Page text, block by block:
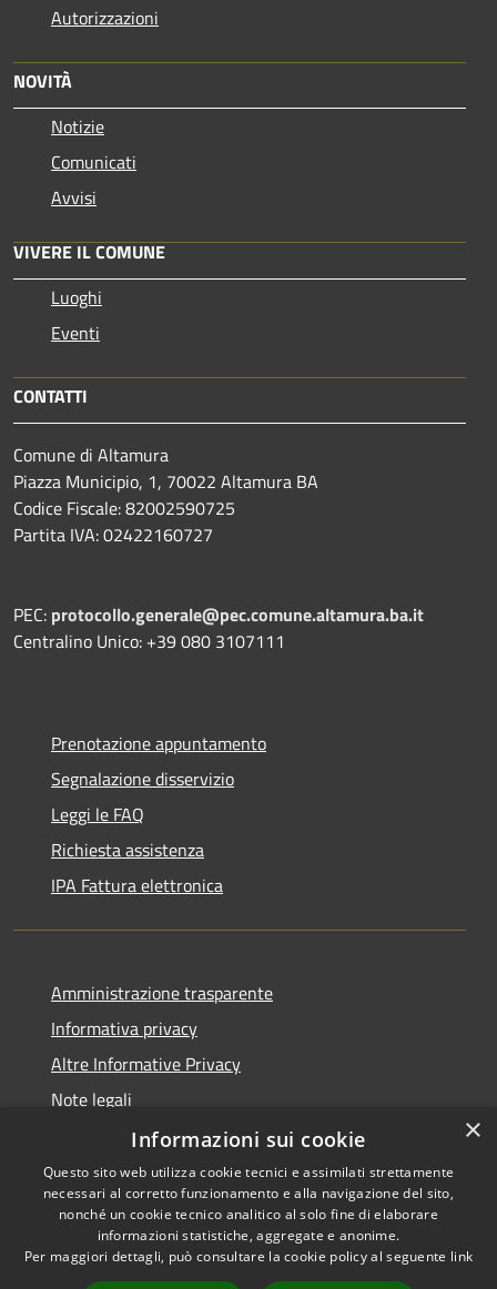
Autorizzazioni
NOVITÀ
Notizie
Comunicati
Avvisi
VIVERE IL COMUNE
Luoghi
Eventi
CONTATTI
Comune di Altamura
Piazza Municipio, 1, 70022 Altamura BA
Codice Fiscale: 82002590725
Partita IVA: 02422160727
PEC: protocollo.generale@pec.comune.altamura.ba.it
Centralino Unico: +39 080 3107111
Prenotazione appuntamento
Segnalazione disservizio
Leggi le FAQ
Richiesta assistenza
IPA Fattura elettronica
Amministrazione trasparente
Informativa privacy
Altre Informative Privacy
Note legali
Dichiarazione di accessibilità
RSS
Accessibilità
Copyright © 2026 • Comune di
×
Informazioni sui cookie
Questo sito web utilizza cookie tecnici e assimilati strettamente
necessari al corretto funzionamento e alla navigazione del sito,
nonché un cookie tecnico analitico al solo fine di elaborare
informazioni statistiche, aggregate e anonime.
Per maggiori dettagli, può consultare la cookie policy al seguente link